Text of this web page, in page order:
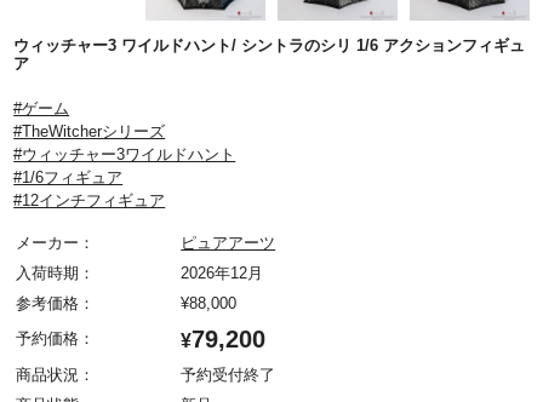
ウィッチャー3 ワイルドハント/ シントラのシリ 1/6 アクションフィギュ
ア
#ゲーム
#TheWitcherシリーズ
#ウィッチャー3ワイルドハント
#1/6フィギュア
#12インチフィギュア
メーカー：
ピュアアーツ
入荷時期：
2026年12月
参考価格：
¥88,000
予約価格：
¥79,200
商品状況：
予約受付終了